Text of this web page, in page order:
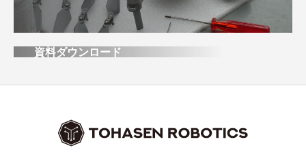
資料ダウンロード